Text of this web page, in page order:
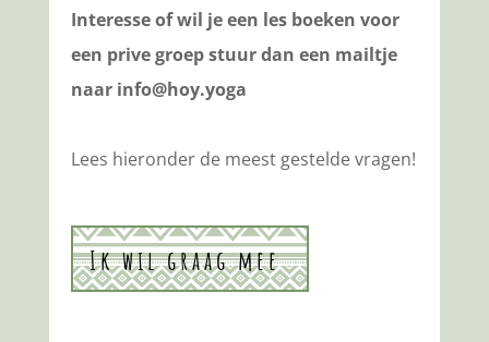
Interesse of wil je een les boeken voor
een prive groep stuur dan een mailtje
naar info@hoy.yoga
Lees hieronder de meest gestelde vragen!
Ik wil graag mee